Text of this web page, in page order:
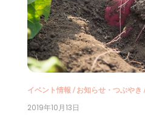
イベント情報 / お知らせ・つぶやき
2019年10月13日